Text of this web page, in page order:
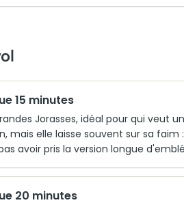
15 minutes
Jorasses, idéal pour qui veut
mais elle laisse souvent sur sa
avoir pris la version longue
20 minutes